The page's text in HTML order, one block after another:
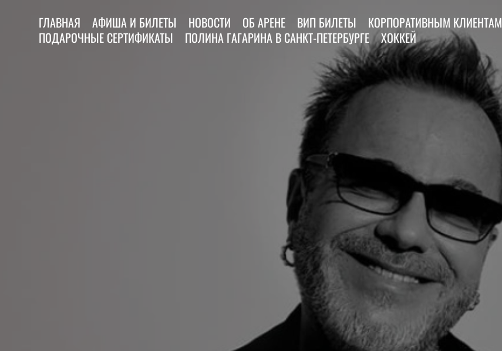
ГЛАВНАЯ АФИША И БИЛЕТЫ НОВОСТИ ОБ АРЕНЕ ВИП БИЛЕТЫ
КОРПОРАТИВНЫМ КЛИЕНТАМ
ПОДАРОЧНЫЕ СЕРТИФИКАТЫ
ПОЛИНА ГАГАРИНА В САНКТ-ПЕТЕРБУРГЕ ХОККЕЙ